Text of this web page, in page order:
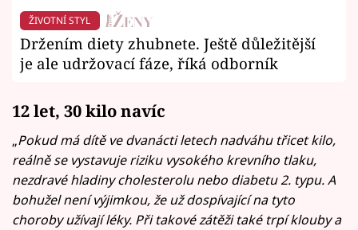
ŽIVOTNÍ STYL
Držením diety zhubnete. Ještě důležitější
je ale udržovací fáze, říká odborník
12 let, 30 kilo navíc
„Pokud má dítě ve dvanácti letech nadváhu třicet kilo,
reálně se vystavuje riziku vysokého krevního tlaku,
nezdravé hladiny cholesterolu nebo diabetu 2. typu. A
bohužel není výjimkou, že už dospívající na tyto
choroby užívají léky. Při takové zátěži také trpí klouby a